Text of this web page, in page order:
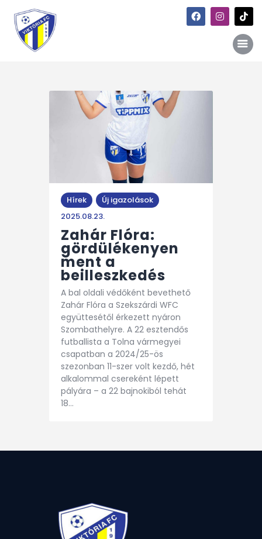
Főoldal
Kapcsolat
Szponzori kiajánlás
Hírek
Új igazolások
2025.08.23.
Zahár Flóra:
gördülékenyen
ment a
beilleszkedés
A bal oldali védőként bevethető
Zahár Flóra a Szekszárdi WFC
együttesétől érkezett nyáron
Szombathelyre. A 22 esztendős
futballista a Tolna vármegyei
csapatban a 2024/25-ös
szezonban 11-szer volt kezdő, hét
alkalommal csereként lépett
pályára – a 22 bajnokiból tehát
18…